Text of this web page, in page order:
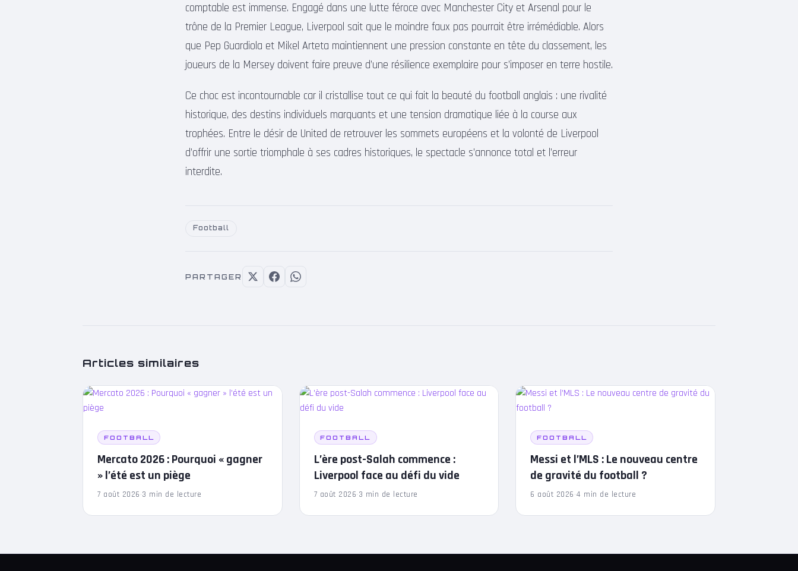
comptable est immense. Engagé dans une lutte féroce avec Manchester City et Arsenal pour le
trône de la Premier League, Liverpool sait que le moindre faux pas pourrait être irrémédiable. Alors
que Pep Guardiola et Mikel Arteta maintiennent une pression constante en tête du classement, les
joueurs de la Mersey doivent faire preuve d’une résilience exemplaire pour s’imposer en terre hostile.
Ce choc est incontournable car il cristallise tout ce qui fait la beauté du football anglais : une rivalité
historique, des destins individuels marquants et une tension dramatique liée à la course aux
trophées. Entre le désir de United de retrouver les sommets européens et la volonté de Liverpool
d’offrir une sortie triomphale à ses cadres historiques, le spectacle s’annonce total et l’erreur
interdite.
Football
PARTAGER
Articles similaires
FOOTBALL
Mercato 2026 : Pourquoi « gagner
» l’été est un piège
7 août 2026·3 min de lecture
FOOTBALL
L’ère post-Salah commence :
Liverpool face au défi du vide
7 août 2026·3 min de lecture
FOOTBALL
Messi et l’MLS : Le nouveau centre
de gravité du football ?
6 août 2026·4 min de lecture